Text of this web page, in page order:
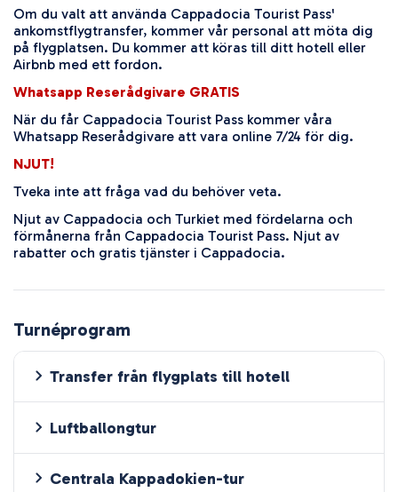
Om du valt att använda Cappadocia Tourist Pass'
ankomstflygtransfer, kommer vår personal att möta dig
på flygplatsen. Du kommer att köras till ditt hotell eller
Airbnb med ett fordon.
Whatsapp Reserådgivare GRATIS
När du får Cappadocia Tourist Pass kommer våra
Whatsapp Reserådgivare att vara online 7/24 för dig.
NJUT!
Tveka inte att fråga vad du behöver veta.
Njut av Cappadocia och Turkiet med fördelarna och
förmånerna från Cappadocia Tourist Pass. Njut av
rabatter och gratis tjänster i Cappadocia.
Turnéprogram
Transfer från flygplats till hotell
Luftballongtur
Centrala Kappadokien-tur